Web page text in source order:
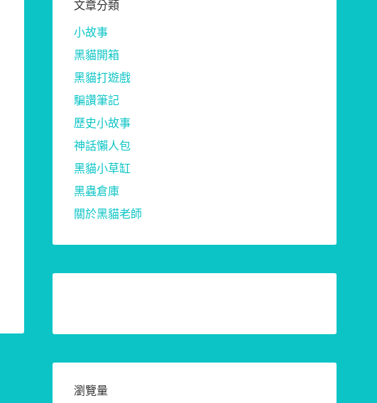
文章分類
小故事
黑貓開箱
黑貓打遊戲
騙讚筆記
歷史小故事
神話懶人包
黑貓小草缸
黑蟲倉庫
關於黑貓老師
瀏覽量